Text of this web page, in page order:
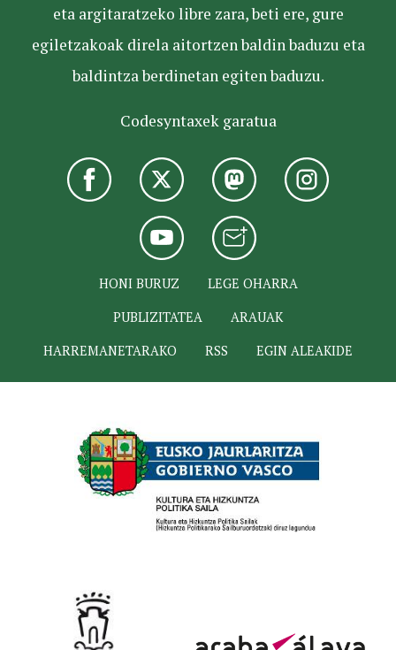
eta argitaratzeko libre zara, beti ere, gure
egiletzakoak direla aitortzen baldin baduzu eta
baldintza berdinetan egiten baduzu.
Codesyntaxek garatua
HONI BURUZ
LEGE OHARRA
PUBLIZITATEA
ARAUAK
HARREMANETARAKO
RSS EGIN ALEAKIDE